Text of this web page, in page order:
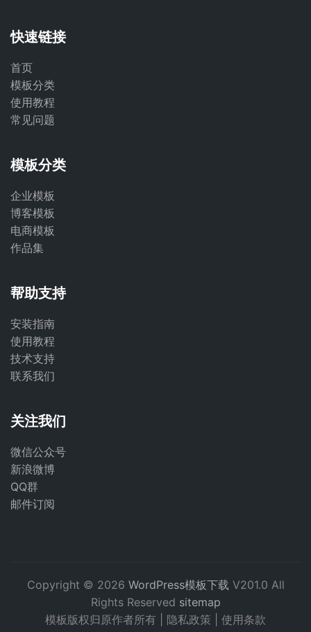
快速链接
首页
模板分类
使用教程
常见问题
模板分类
企业模板
博客模板
电商模板
作品集
帮助支持
安装指南
使用教程
技术支持
联系我们
关注我们
微信公众号
新浪微博
QQ群
邮件订阅
Copyright © 2026 WordPress模板下载 V201.0 All
Rights Reserved sitemap
模板版权归原作者所有 | 隐私政策 使用条款